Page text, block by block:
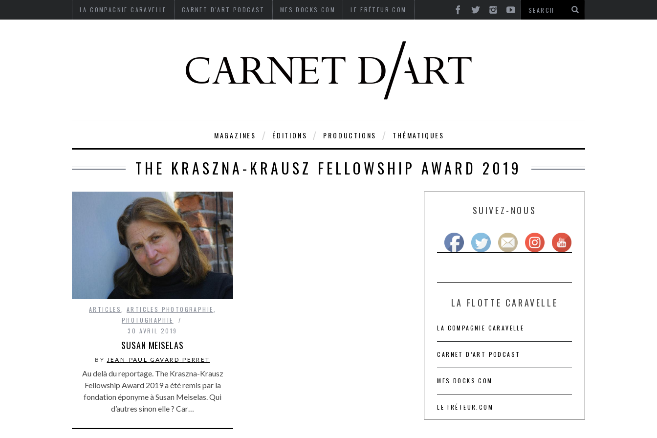
LA COMPAGNIE CARAVELLE CARNET D’ART PODCAST MES DOCKS.COM LE FRÉTEUR.COM
MAGAZINES ÉDITIONS PRODUCTIONS THÉMATIQUES
THE KRASZNA-KRAUSZ FELLOWSHIP AWARD 2019
ARTICLES ,ARTICLES PHOTOGRAPHIE
PHOTOGRAPHIE
30 AVRIL 2019
SUSAN MEISELAS
BY JEAN-PAUL GAVARD-PERRET
Au delà du reportage. The Kraszna-Krausz
Fellowship Award 2019 a été remis par la
fondation éponyme à Susan Meiselas. Qui
d’autres sinon elle ? Car…
SUIVEZ-NOUS
LA FLOTTE CARAVELLE
LA COMPAGNIE CARAVELLE
CARNET D’ART PODCAST
MES DOCKS.COM
LE FRÉTEUR.COM